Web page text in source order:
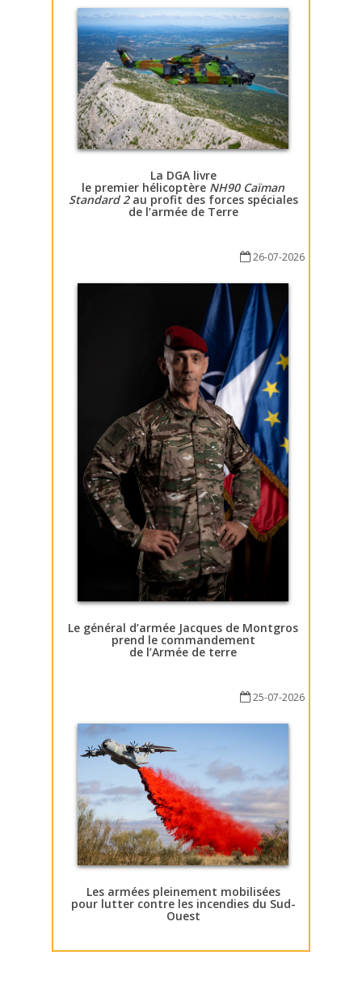
La DGA livre
le premier hélicoptère NH90 Caïman
Standard 2au profit des forces spéciales
de l’armée de Terre
26-07-2026
Le général d’armée Jacques de Montgros
prend le commandement
de l’Armée de terre
25-07-2026
Les armées pleinement mobilisées
pour lutter contre les incendies du Sud-
Ouest